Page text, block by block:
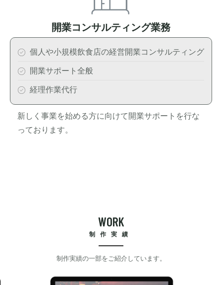
開業コンサルティング業務
個人や小規模飲食店の経営開業コンサルティング
開業サポート全般
経理作業代行
新しく事業を始める方に向けて開業サポートを行な
っております。
WORK
制作実績
制作実績の一部をご紹介しています。